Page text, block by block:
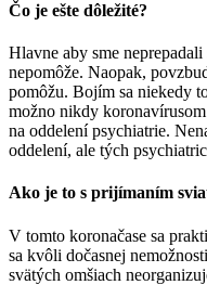
Čo je ešte dôležité?
Hlavne aby sme
nepomôže. Naopak,
pomôžu. Bojím sa niekedy
možno nikdy
na oddelení psychiatrie.
oddelení, ale tých
Ako je to s prijímaním
V tomto koronačase sa
sa kvôli dočasnej
svätých omšiach